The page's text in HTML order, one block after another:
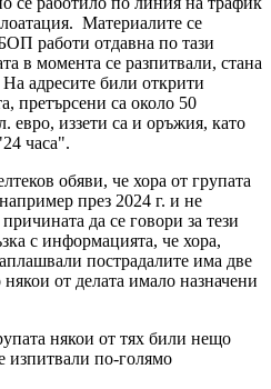
Материалите се
работи отдавна по тази
в момента се разпитвали, стана
адресите били открити
претърсени са около 50
иззети са и оръжия, като
часа".
обяви, че хора от групата
през 2024 г. и не
да се говори за тези
с информацията, че хора,
пострадалите има две
от делата имало назначени
някои от тях били нещо
изпитвали по-голямо